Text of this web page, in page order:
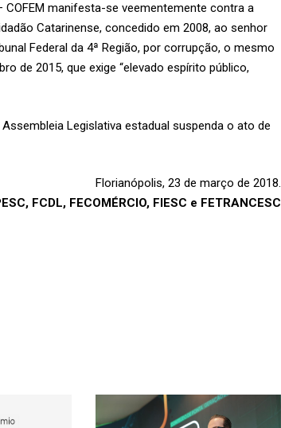
COFEM manifesta-se veementemente contra a
Catarinense, concedido em 2008, ao senhor
Federal da 4ª Região, por corrupção, o mesmo
de 2015, que exige “elevado espírito público,
Legislativa estadual suspenda o ato de
Florianópolis, 23 de março de 2018.
FCDL, FECOMÉRCIO, FIESC e FETRANCESC